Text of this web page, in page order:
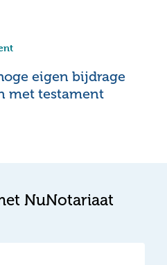
eigen bijdrage
met testament
NuNotariaat